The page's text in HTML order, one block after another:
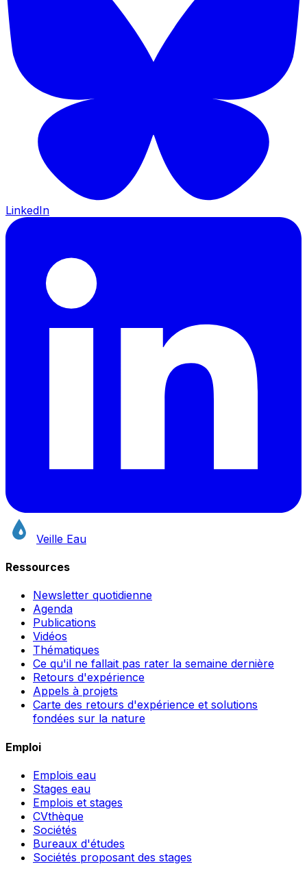
LinkedIn
Veille Eau
Ressources
Newsletter quotidienne
Agenda
Publications
Vidéos
Thématiques
Ce qu'il ne fallait pas rater la semaine dernière
Retours d'expérience
Appels à projets
Carte des retours d'expérience et solutions
fondées sur la nature
Emploi
Emplois eau
Stages eau
Emplois et stages
CVthèque
Sociétés
Bureaux d'études
Sociétés proposant des stages